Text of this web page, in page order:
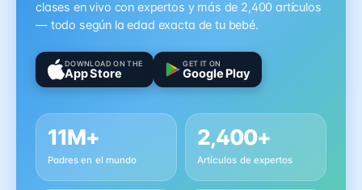
clases en vivo con expertos y más de 2,400 artículos
— todo según la edad exacta de tu bebé.
DOWNLOAD ON THE
App Store
GET IT ON
Google Play
11M+
Padres en el mundo
2,400+
Artículos de expertos